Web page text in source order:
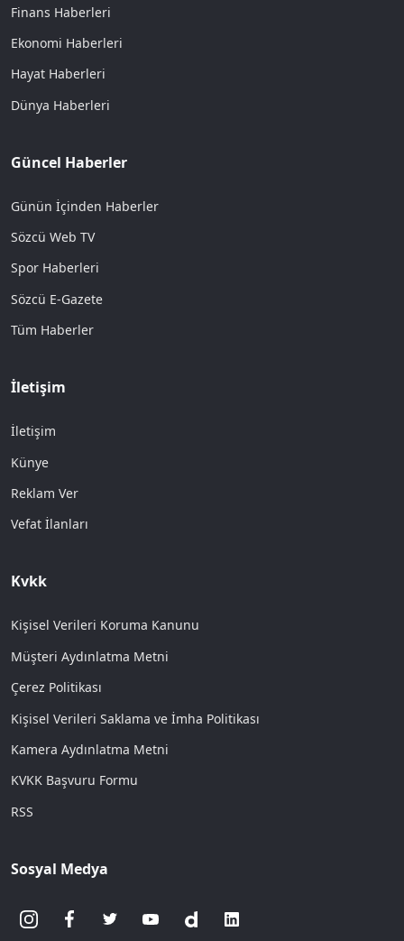
Finans Haberleri
Ekonomi Haberleri
Hayat Haberleri
Dünya Haberleri
Güncel Haberler
Günün İçinden Haberler
Sözcü Web TV
Spor Haberleri
Sözcü E-Gazete
Tüm Haberler
İletişim
İletişim
Künye
Reklam Ver
Vefat İlanları
Kvkk
Kişisel Verileri Koruma Kanunu
Müşteri Aydınlatma Metni
Çerez Politikası
Kişisel Verileri Saklama ve İmha Politikası
Kamera Aydınlatma Metni
KVKK Başvuru Formu
RSS
Sosyal Medya